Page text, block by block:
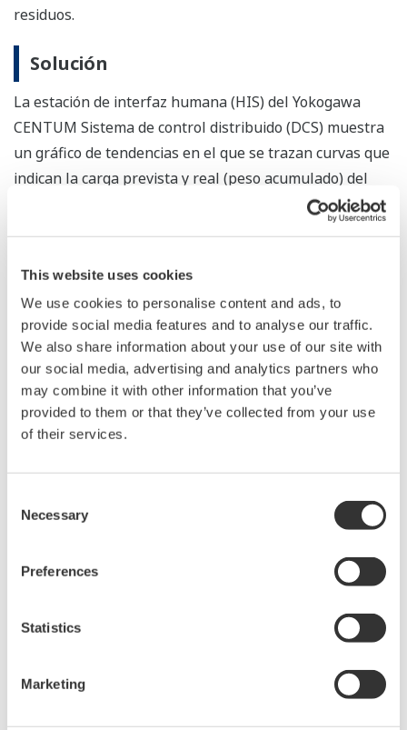
This website uses cookies
We use cookies to personalise content and ads, to
provide social media features and to analyse our traffic.
We also share information about your use of our site with
our social media, advertising and analytics partners who
may combine it with other information that you’ve
provided to them or that they’ve collected from your use
of their services.
Selection
Necessary
Preferences
Statistics
Marketing
residuos.
Solución
La estación de interfaz humana (HIS) del Yokogawa
CENTUM Sistema de control distribuido (DCS) muestra
un gráfico de tendencias en el que se trazan curvas que
indican la carga prevista y real (peso acumulado) del
incinerador. Si hay alguna divergencia con respecto a la
Tecnologías facilitadoras
CENTUM VP Distribuido Sistema de control
garantiza un rendimiento de la planta sin
productividad y rentabilidad óptimas en el campo de